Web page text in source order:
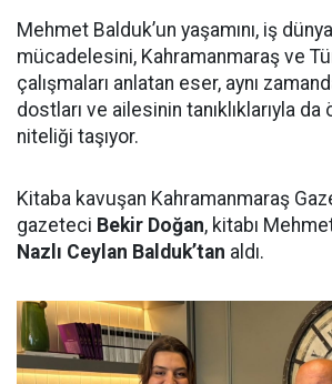
Mehmet Balduk’un yaşamını, iş
mücadelesini, Kahramanmaraş ve
çalışmaları anlatan eser, aynı
dostları ve ailesinin tanıklıklarıyla da
niteliği taşıyor.
Kitaba kavuşan Kahramanmaraş
gazeteci Bekir Doğan, kitabı
Nazlı Ceylan Balduk’tan aldı.